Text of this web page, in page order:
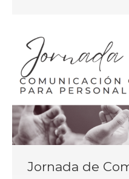
Jornada de